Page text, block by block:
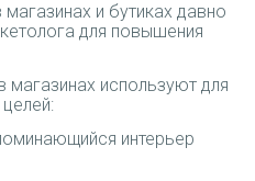
и бутиках давно
для повышения
используют для
интерьер